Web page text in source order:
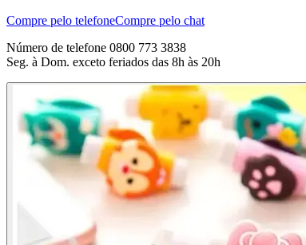
Compre pelo telefoneCompre pelo chat
Número de telefone 0800 773 3838
Seg. à Dom. exceto feriados das 8h às 20h